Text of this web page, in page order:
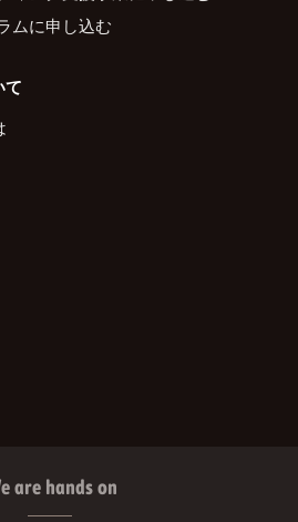
ムに申し込む
are hands on